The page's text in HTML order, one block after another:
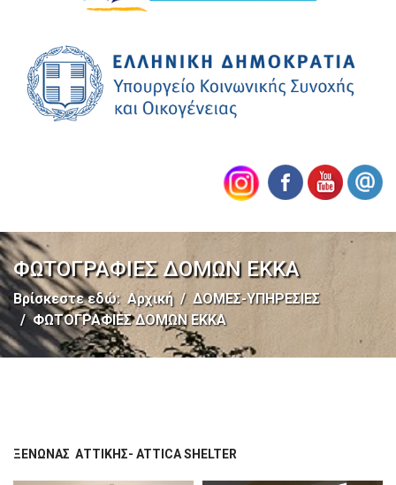
ΦΩΤΟΓΡΑΦΙΕΣ ΔΟΜΩΝ ΕΚΚΑ
Βρίσκεστε εδώ: Αρχική
ΔΟΜΕΣ-ΥΠΗΡΕΣΙΕΣ
ΦΩΤΟΓΡΑΦΙΕΣ ΔΟΜΩΝ ΕΚΚΑ
ΞΕΝΩΝΑΣ ΑΤΤΙΚΗΣ- ATTICA SHELTER